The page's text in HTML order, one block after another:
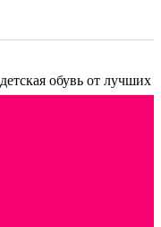
детская обувь от лучших